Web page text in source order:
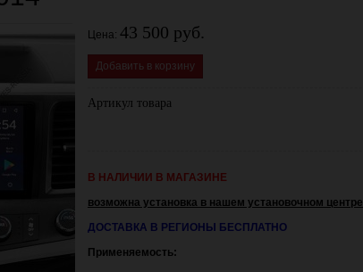
Цена: 43 500 руб.
Добавить в корзину
Артикул товара
В НАЛИЧИИ В МАГАЗИНЕ
возможна установка в нашем установочном центре
ДОСТАВКА В РЕГИОНЫ БЕСПЛАТНО
Применяемость: